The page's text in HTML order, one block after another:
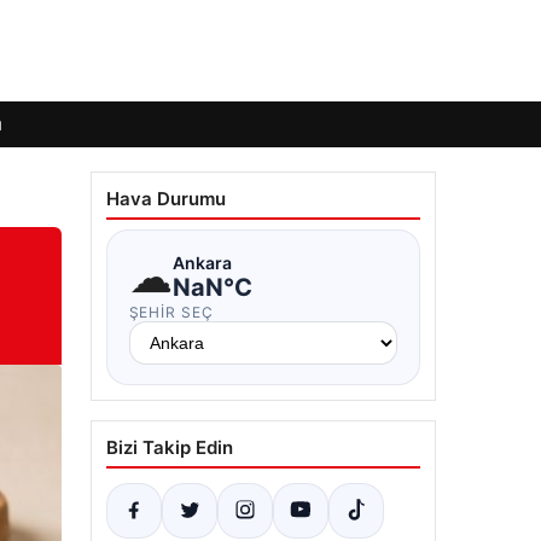
Hava Durumu
☁Ankara
NaN°C
ŞEHIR SEÇ
Bizi Takip Edin